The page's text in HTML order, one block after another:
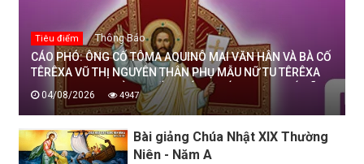
Tiêu điểm Thông Báo
CÁO PHÓ: ÔNG CỐ TÔMA AQUINÔ MAI VĂN HÂN VÀ BÀ CỐ
TÊRÊXA VŨ THỊ NGUYÊN THÂN PHỤ MẪU NỮ TU TÊRÊXA
MAI THỊ THỊNH, DÒNG MẾN THÁNH GIÁ THANH HOÁ ĐÃ
AN NGHỈ TRONG CHÚA, NGÀY 04/08/2026
04/08/2026 4947
Bài giảng Chúa Nhật XIX Thường
Niên - Năm A